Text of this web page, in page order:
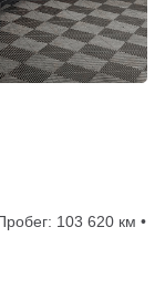
103 620 км •